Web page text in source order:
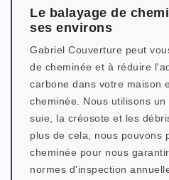
Le balayage de
ses environs
Gabriel Couverture peut
de cheminée et à réduire
carbone dans votre maison
cheminée. Nous utilisons
suie, la créosote et les
plus de cela, nous pouvons
cheminée pour nous
normes d'inspection